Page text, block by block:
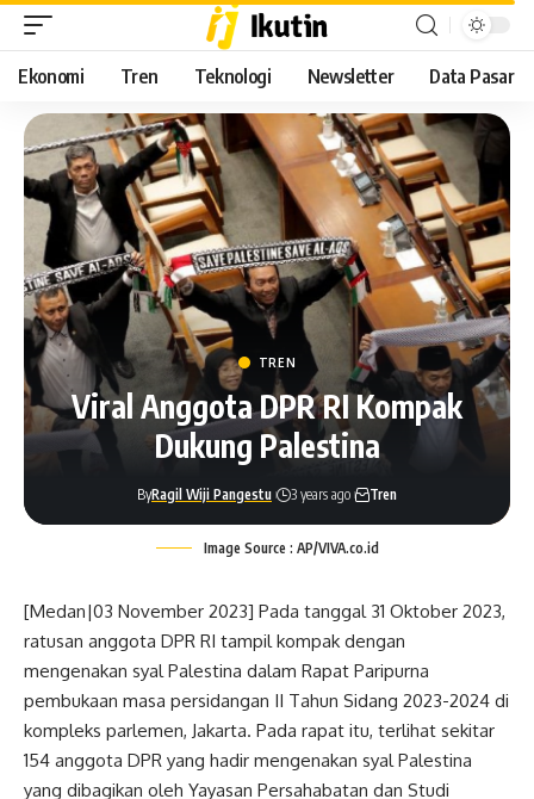
Ekonomi Tren Teknologi Newsletter Data Pasar
TREN
Viral Anggota DPR RI Kompak
Dukung Palestina
ByRagil Wiji Pangestu 3 years ago Tren
Image Source : AP/VIVA.co.id
[Medan|03 November 2023] Pada tanggal 31 Oktober 2023,
ratusan anggota DPR RI tampil kompak dengan
mengenakan syal Palestina dalam Rapat Paripurna
pembukaan masa persidangan II Tahun Sidang 2023-2024 di
kompleks parlemen, Jakarta. Pada rapat itu, terlihat sekitar
154 anggota DPR yang hadir mengenakan syal Palestina
yang dibagikan oleh Yayasan Persahabatan dan Studi